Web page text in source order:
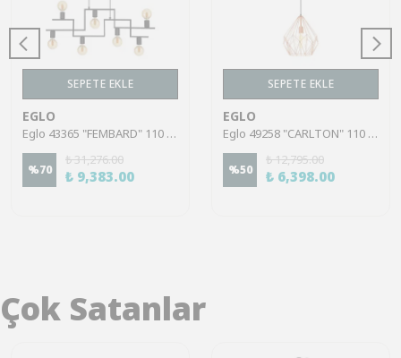
SEPETE EKLE
EGLO
Eglo 43365 "FEMBARD" 110 Cm Yüksekliğinde Çelik Siyah Sarkıt Avize
%70
₺ 31,276.00
₺ 9,383.00
SEPETE EKLE
EGLO
Eglo 49258 "CARLTON" 110 Cm Yüksekliğinde Çelik Bakır Sarkıt Avize
%50
₺ 12,795.00
₺ 6,398.00
Çok Satanlar